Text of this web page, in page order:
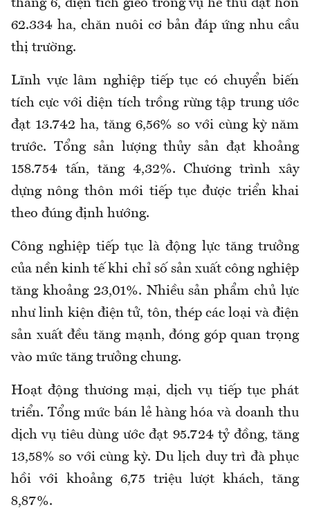
tháng 6, diện tích gieo trồng vụ hè thu đạt hơn
62.334 ha, chăn nuôi cơ bản đáp ứng nhu cầu
thị trường.
Lĩnh vực lâm nghiệp tiếp tục có chuyển biến
tích cực với diện tích trồng rừng tập trung ước
đạt 13.742 ha, tăng 6,56% so với cùng kỳ năm
trước. Tổng sản lượng thủy sản đạt khoảng
158.754 tấn, tăng 4,32%. Chương trình xây
dựng nông thôn mới tiếp tục được triển khai
theo đúng định hướng.
Công nghiệp tiếp tục là động lực tăng trưởng
của nền kinh tế khi chỉ số sản xuất công nghiệp
tăng khoảng 23,01%. Nhiều sản phẩm chủ lực
như linh kiện điện tử, tôn, thép các loại và điện
sản xuất đều tăng mạnh, đóng góp quan trọng
vào mức tăng trưởng chung.
Hoạt động thương mại, dịch vụ tiếp tục phát
triển. Tổng mức bán lẻ hàng hóa và doanh thu
dịch vụ tiêu dùng ước đạt 95.724 tỷ đồng, tăng
13,58% so với cùng kỳ. Du lịch duy trì đà phục
hồi với khoảng 6,75 triệu lượt khách, tăng
8,87%.